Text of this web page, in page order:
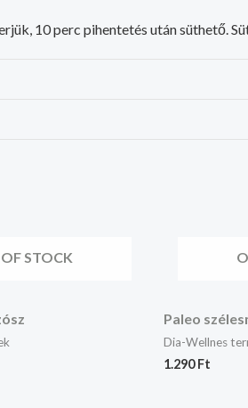
10 perc pihentetés után süthető.
STOCK
Paleo
Dia-Wellnes
1.290Ft